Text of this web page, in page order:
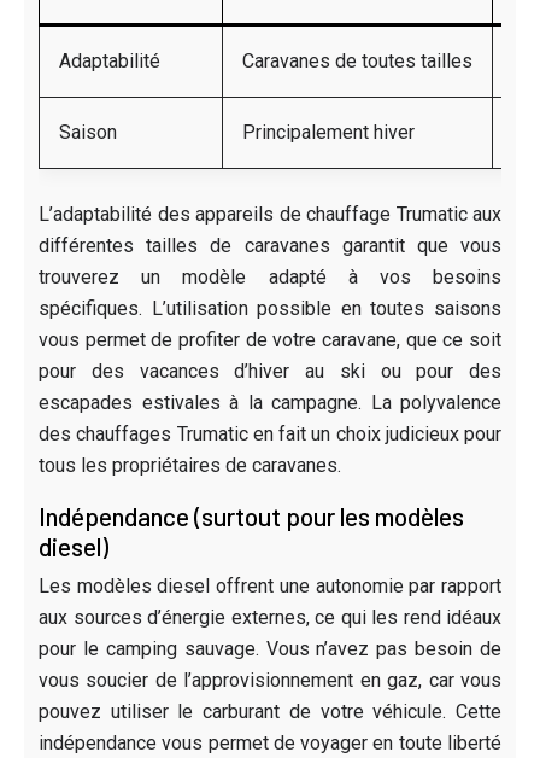
Adaptabilité Caravanes de toutes tailles
Saison Principalement hiver
L’adaptabilité des appareils de chauffage Trumatic aux
différentes tailles de caravanes garantit que vous
trouverez un modèle adapté à vos besoins
spécifiques. L’utilisation possible en toutes saisons
vous permet de profiter de votre caravane, que ce soit
pour des vacances d’hiver au ski ou pour des
escapades estivales à la campagne. La polyvalence
des chauffages Trumatic en fait un choix judicieux pour
tous les propriétaires de caravanes.
Indépendance (surtout pour les modèles
diesel)
Les modèles diesel offrent une autonomie par rapport
aux sources d’énergie externes, ce qui les rend idéaux
pour le camping sauvage. Vous n’avez pas besoin de
vous soucier de l’approvisionnement en gaz, car vous
pouvez utiliser le carburant de votre véhicule. Cette
indépendance vous permet de voyager en toute liberté